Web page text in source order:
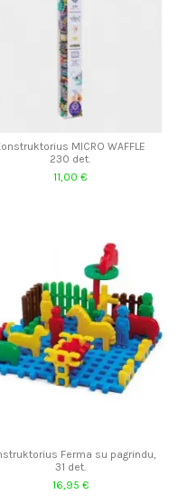
MICRO WAFFLE
230 det.
11,00 €
Ferma su pagrindu,
31 det.
16,95 €